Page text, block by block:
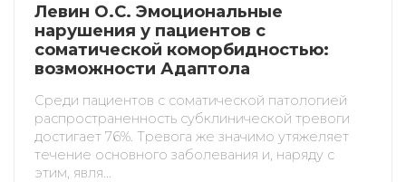
Левин О.С. Эмоциональные
нарушения у пациентов с
соматической коморбидностью:
возможности Адаптола
Среди пациентов с соматической патологией
распространенность субклинической тревоги
достигает 76%. Тревога же значимо утяжеляет
течение основного заболевания и, наряду с
этим, явля...